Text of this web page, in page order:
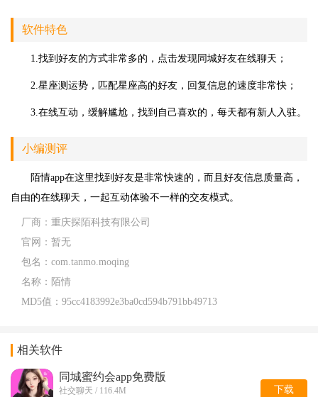
软件特色
1.找到好友的方式非常多的，点击发现同城好友在线聊天；
2.星座测运势，匹配星座高的好友，回复信息的速度非常快；
3.在线互动，缓解尴尬，找到自己喜欢的，每天都有新人入驻。
小编测评
陌情app在这里找到好友是非常快速的，而且好友信息质量高，
自由的在线聊天，一起互动体验不一样的交友模式。
厂商： 重庆探陌科技有限公司
官网： 暂无
包名： com.tanmo.moqing
名称： 陌情
MD5值： 95cc4183992e3ba0cd594b791bb49713
相关软件
同城蜜约会app免费版
社交聊天 / 116.4M
下载